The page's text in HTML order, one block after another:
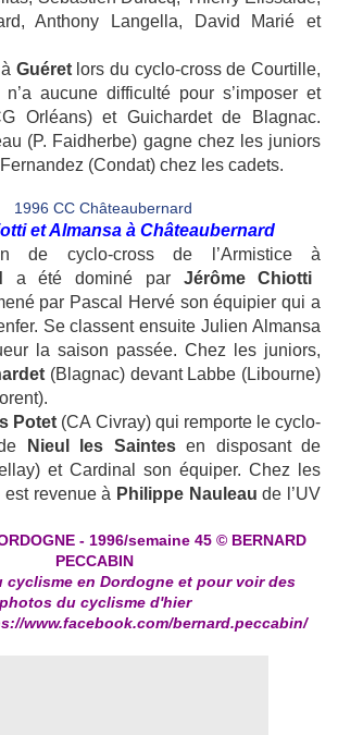
Anthony Langella, David Marié et
Guéretlors du cyclo-cross de Courtille,
n’a aucune difficulté pour s’imposer et
Orléans) et Guichardet de Blagnac.
(P. Faidherbe) gagne chez les juniors
(Condat) chez les cadets.
et Almansa à Châteaubernard
de cyclo-cross de l’Armistice à
a été dominé par Jérôme Chiotti
par Pascal Hervé son équipier qui a
Se classent ensuite Julien Almansa
la saison passée. Chez les juniors,
(Blagnac) devant Labbe (Libourne)
Potet (CA Civray) qui remporte le cyclo-
Nieul les Saintesen disposant de
et Cardinal son équiper. Chez les
revenue à Philippe Nauleau de l’UV
- 1996/semaine 45 © BERNARD
PECCABIN
cyclisme en Dordogne et pour voir des
photos du cyclisme d'hier
www.facebook.com/bernard.peccabin/